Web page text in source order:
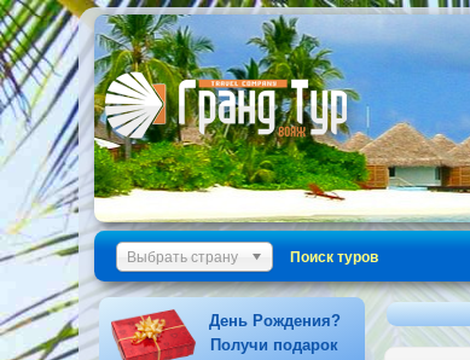
Выбрать страну Поиск туров
День Рождения?
Получи подарок